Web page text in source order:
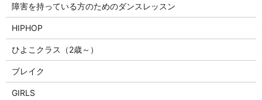
障害を持っている方のためのダンスレッスン
HIPHOP
ひよこクラス（2歳～）
ブレイク
GIRLS